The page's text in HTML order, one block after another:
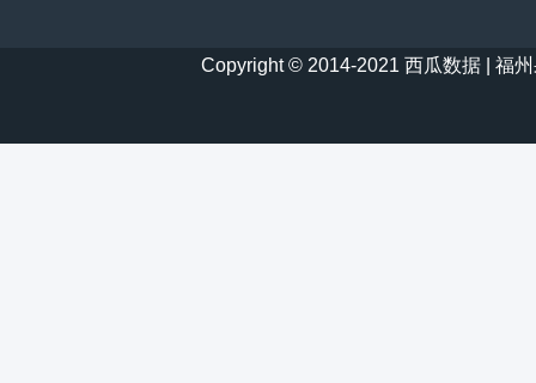
Copyright © 2014-2021 西瓜数据 | 福